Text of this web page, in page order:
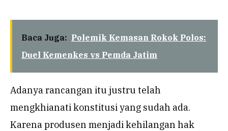
Baca Juga: Polemik Kemasan Rokok Polos:
Duel Kemenkes vs Pemda Jatim
Adanya rancangan itu justru telah
mengkhianati konstitusi yang sudah ada.
Karena produsen menjadi kehilangan hak